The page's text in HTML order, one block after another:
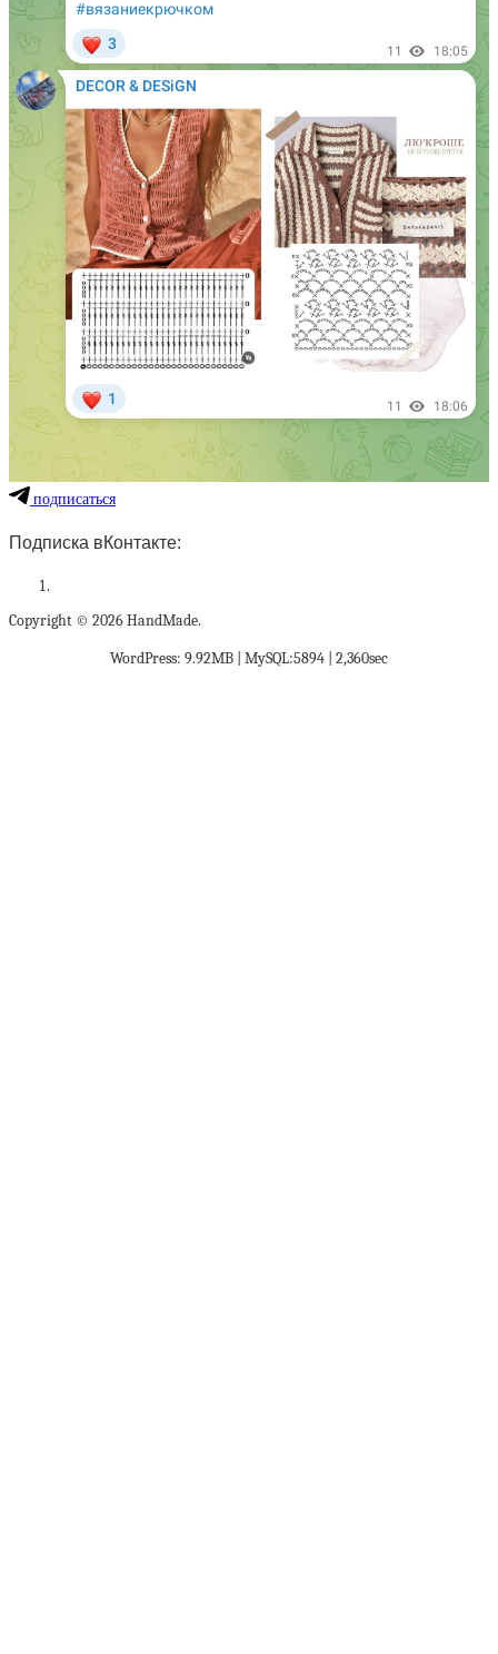
подписаться
Подписка вКонтакте:
Copyright © 2026 HandMade.
WordPress: 9.92MB | MySQL:5894 | 2,360sec